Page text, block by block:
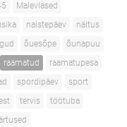
Malevlased
naistepäev
näitus
õuesõpe
õunapuu
raamatud
raamatupesa
spordipäev
sport
tervis
töötuba